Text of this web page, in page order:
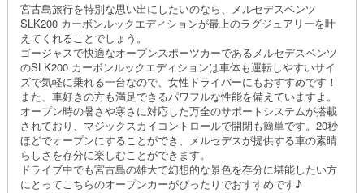
宮古島旅行を特別な思い出にしたいのなら、メルセデスベンツ
SLK200 カーボンルックエディションが最上のラグジュアリーを叶
えてくれることでしょう。
ゴージャスで快適なオープンスポーツカーであるメルセデスベンツ
のSLK200 カーボンルックエディションは車体も運転しやすいサイ
ズで気軽に乗れる一台なので、女性ドライバーにもおすすめです！
また、車好きの方も満足できるパワフルな性能を備えていますよ。
オープン時の暑さや寒さに対応した万全のサポートシステムが搭載
されており、マジックスカイコントロールで開閉も簡単です。20秒
ほどでオープンにすることができ、メルセデスが提供する車の素晴
らしさを存分に楽しむことができます。
ドライブ中でも宮古島の雄大で幻想的な景色を存分に堪能したい方
にとってこちらのオープンカーがぴったりでおすすめです♪